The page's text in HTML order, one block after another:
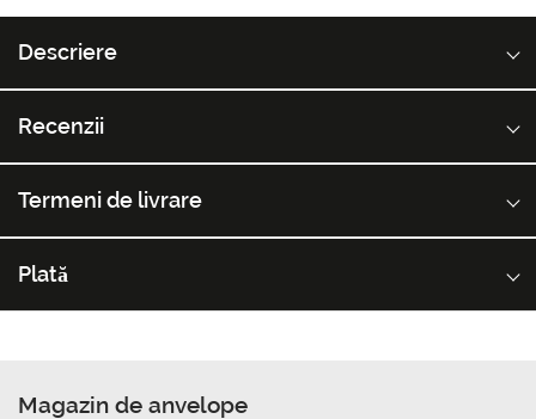
Descriere
Recenzii
Termeni de livrare
Plată
Magazin de anvelope